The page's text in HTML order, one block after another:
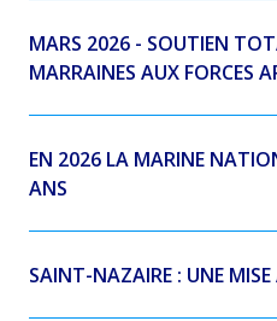
MARS 2026 - SOUTIEN
MARRAINES AUX FORCES
EN 2026 LA MARINE
ANS
SAINT-NAZAIRE : UNE